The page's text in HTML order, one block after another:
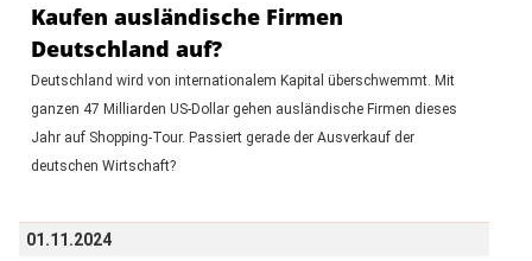
Kaufen ausländische Firmen
Deutschland auf?
Deutschland wird von internationalem Kapital überschwemmt. Mit
ganzen 47 Milliarden US-Dollar gehen ausländische Firmen dieses
Jahr auf Shopping-Tour. Passiert gerade der Ausverkauf der
deutschen Wirtschaft?
01.11.2024